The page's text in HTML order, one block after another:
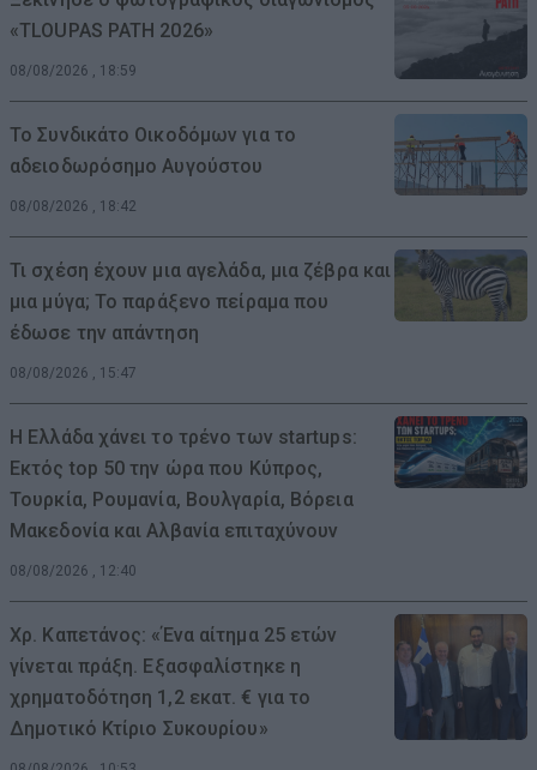
«TLOUPAS PATH 2026»
08/08/2026 , 18:59
Το Συνδικάτο Οικοδόμων για το
αδειοδωρόσημο Αυγούστου
08/08/2026 , 18:42
Τι σχέση έχουν μια αγελάδα, μια ζέβρα και
μια μύγα; Το παράξενο πείραμα που
έδωσε την απάντηση
08/08/2026 , 15:47
Η Ελλάδα χάνει το τρένο των startups:
Εκτός top 50 την ώρα που Κύπρος,
Τουρκία, Ρουμανία, Βουλγαρία, Βόρεια
Μακεδονία και Αλβανία επιταχύνουν
08/08/2026 , 12:40
Χρ. Καπετάνος: «Ένα αίτημα 25 ετών
γίνεται πράξη. Εξασφαλίστηκε η
χρηματοδότηση 1,2 εκατ. € για το
Δημοτικό Κτίριο Συκουρίου»